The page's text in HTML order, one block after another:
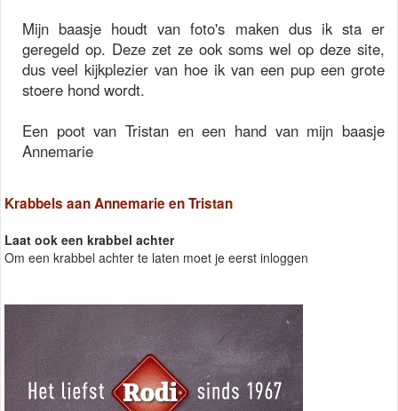
Mijn baasje houdt van foto's maken dus ik sta er
geregeld op. Deze zet ze ook soms wel op deze site,
dus veel kijkplezier van hoe ik van een pup een grote
stoere hond wordt.
Een poot van Tristan en een hand van mijn baasje
Annemarie
Krabbels aan Annemarie en Tristan
Laat ook een krabbel achter
Om een krabbel achter te laten moet je eerst inloggen